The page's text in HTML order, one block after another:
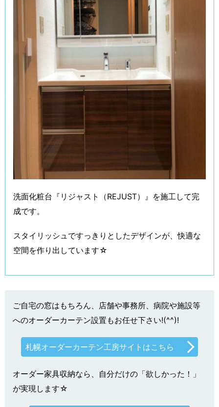
洗面化粧台『リジャスト（REJUST）』を施工して完
成です。
スタイリッシュですっきりとしたデザインが、快適な
空間を作り出しています☆
ご自宅の窓はもちろん、店舗や事務所、病院や施設等
へのオーダーカーテン設置もお任せ下さい!(^^)!
札幌オーダーカーテン工房サイトはこちら
オーダー家具収納なら、自分だけの「欲しかった！」
が実現します☆